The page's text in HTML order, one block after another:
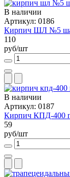
В наличии
Артикул: 0186
Кирпич ШЛ №5
110
руб/шт
В наличии
Артикул: 0187
Кирпич КПД-400
59
руб/шт